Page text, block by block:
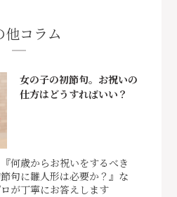
他コラム
女の子の初節句。お祝いの
仕方はどうすればいい？
何歳からお祝いをするべき
句に雛人形は必要か？』な
が丁寧にお答えします